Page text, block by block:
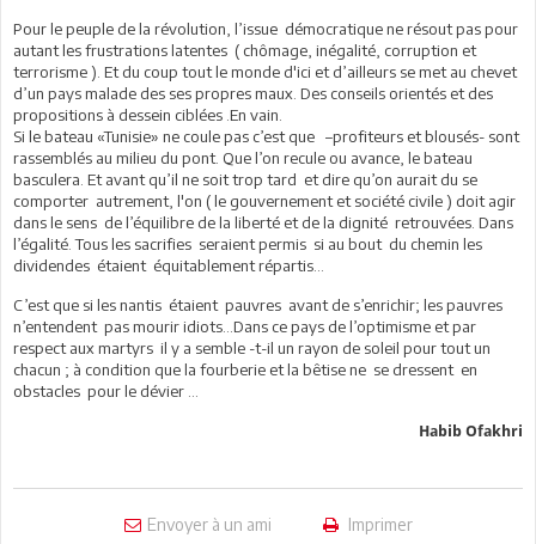
Pour le peuple de la révolution, l’issue démocratique ne résout pas pour
autant les frustrations latentes ( chômage, inégalité, corruption et
terrorisme ). Et du coup tout le monde d'ici et d’ailleurs se met au chevet
d’un pays malade des ses propres maux. Des conseils orientés et des
propositions à dessein ciblées .En vain.
Si le bateau «Tunisie» ne coule pas c’est que –profiteurs et blousés- sont
rassemblés au milieu du pont. Que l’on recule ou avance, le bateau
basculera. Et avant qu’il ne soit trop tard et dire qu’on aurait du se
comporter autrement, l'on ( le gouvernement et société civile ) doit agir
dans le sens de l’équilibre de la liberté et de la dignité retrouvées. Dans
l’égalité. Tous les sacrifies seraient permis si au bout du chemin les
dividendes étaient équitablement répartis…
C’est que si les nantis étaient pauvres avant de s’enrichir; les pauvres
n’entendent pas mourir idiots…Dans ce pays de l’optimisme et par
respect aux martyrs il y a semble -t-il un rayon de soleil pour tout un
chacun ; à condition que la fourberie et la bêtise ne se dressent en
obstacles pour le dévier …
Habib Ofakhri
Envoyer à un ami Imprimer